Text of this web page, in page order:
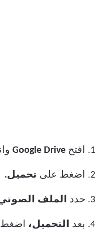
افتح Google Drive
اضغط على تحميل.
حدد الملف
بعد التحميل،